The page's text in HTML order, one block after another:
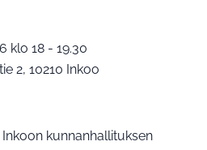
klo 18 - 19.30
2, 10210 Inkoo
kunnanhallituksen